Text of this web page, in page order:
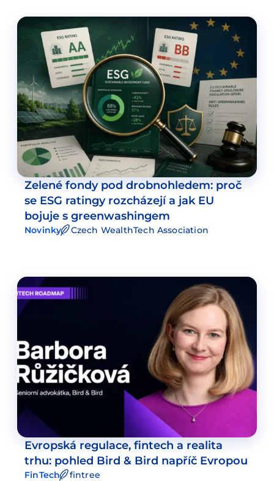
Zelené fondy pod drobnohledem: proč
se ESG ratingy rozcházejí a jak EU
bojuje s greenwashingem
Novinky Czech WealthTech Association
Evropská regulace, fintech a realita
trhu: pohled Bird & Bird napříč Evropou
FinTech fintree